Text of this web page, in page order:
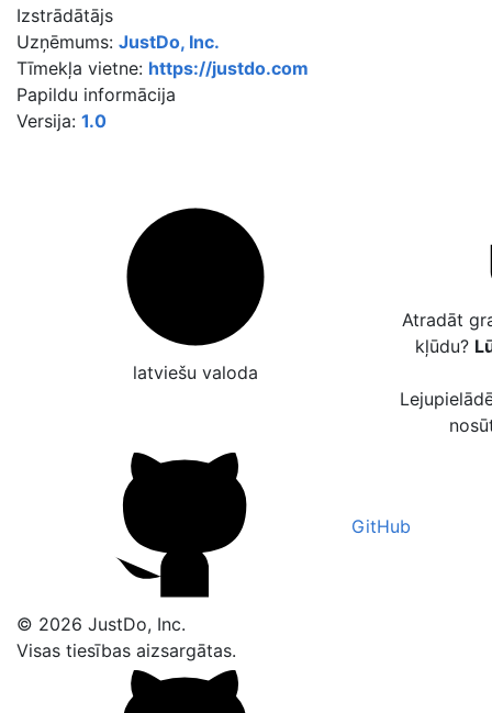
Izstrādātājs
Uzņēmums: JustDo, Inc.
Tīmekļa vietne: https://justdo.com
Papildu informācija
Versija: 1.0
latviešu valoda
Atradāt
kļūdu?
GitHub
© 2026 JustDo, Inc.
Visas tiesības aizsargātas.